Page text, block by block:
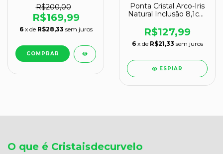
R$200,00
R$169,99
6 x de R$28,33 sem juros
Ponta Cristal Arco-Iris
Natural Inclusão 8,1cm
R$127,99
6 x de R$21,33 sem juros
ESPIAR
O que é Cristaisdecurvelo